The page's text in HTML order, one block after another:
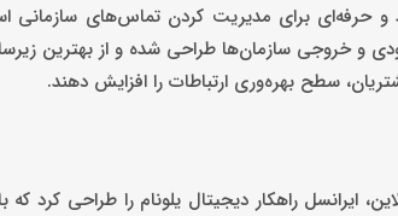
و حرفه‌ای برای مدیریت کردن تماس‌های سازمانی
و خروجی سازمان‌ها طراحی شده و از بهترین
سطح بهره‌وری ارتباطات را افزایش دهند.
ایرانسل راهکار دیجیتال یلونام را طراحی